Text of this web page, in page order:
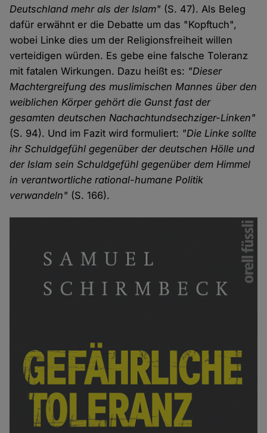
Deutschland mehr als der Islam" (S. 47). Als Beleg
dafür erwähnt er die Debatte um das "Kopftuch",
wobei Linke dies um der Religionsfreiheit willen
verteidigen würden. Es gebe eine falsche Toleranz
mit fatalen Wirkungen. Dazu heißt es: "Dieser
Machtergreifung des muslimischen Mannes über den
weiblichen Körper gehört die Gunst fast der
gesamten deutschen Nachachtundsechziger-Linken"
(S. 94). Und im Fazit wird formuliert: "Die Linke sollte
ihr Schuldgefühl gegenüber der deutschen Hölle und
der Islam sein Schuldgefühl gegenüber dem Himmel
in verantwortliche rational-humane Politik
verwandeln" (S. 166).